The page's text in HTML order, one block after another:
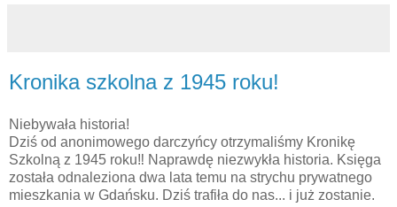
Kronika szkolna z 1945 roku!
Niebywała historia!
Dziś od anonimowego darczyńcy otrzymaliśmy Kronikę
Szkolną z 1945 roku‼️ Naprawdę niezwykła historia. Księga
została odnaleziona dwa lata temu na strychu prywatnego
mieszkania w Gdańsku. Dziś trafiła do nas... i już zostanie.